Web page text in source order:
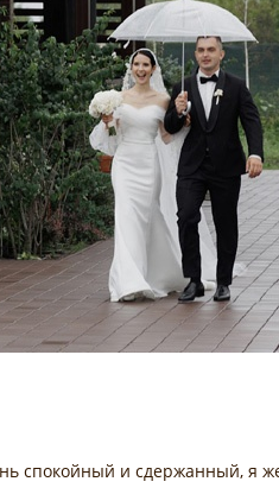
спокойный и сдержанный, я